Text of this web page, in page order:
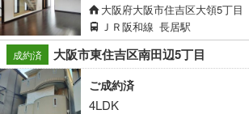
大阪府大阪市住吉区大領5丁目
ＪＲ阪和線 長居駅
成約済 大阪市東住吉区南田辺5丁目
ご成約済
4LDK